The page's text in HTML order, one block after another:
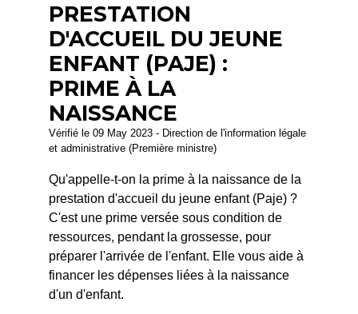
PRESTATION
D'ACCUEIL DU JEUNE
ENFANT (PAJE) :
PRIME À LA
NAISSANCE
Vérifié le 09 May 2023 - Direction de l'information légale
et administrative (Première ministre)
Qu'appelle-t-on la prime à la naissance de la
prestation d'accueil du jeune enfant (Paje) ?
C'est une prime versée sous condition de
ressources, pendant la grossesse, pour
préparer l'arrivée de l'enfant. Elle vous aide à
financer les dépenses liées à la naissance
d'un d'enfant.